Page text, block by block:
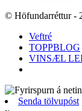
© Höfundarréttur -
Veftré
TOPPBLOG
VINSÆL
Senda tölvupóst